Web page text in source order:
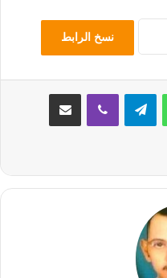
نسخ الرابط
واتساب تيلقرام ڤايبر مشاركة عبر البريد